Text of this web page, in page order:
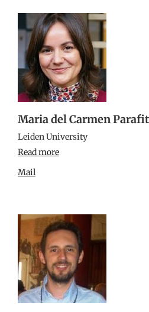
Maria del Carmen
Leiden University
Read more
Mail